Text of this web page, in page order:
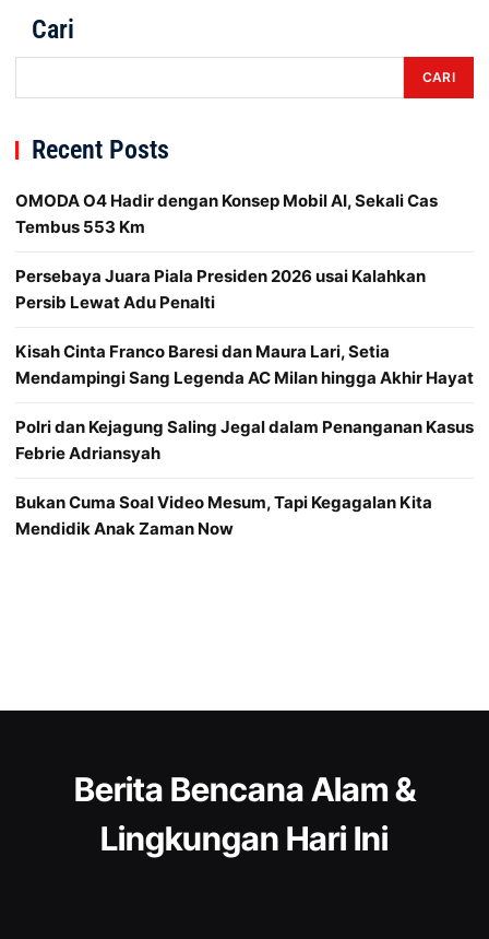
Cari
CARI
Recent Posts
OMODA O4 Hadir dengan Konsep Mobil AI, Sekali Cas
Tembus 553 Km
Persebaya Juara Piala Presiden 2026 usai Kalahkan
Persib Lewat Adu Penalti
Kisah Cinta Franco Baresi dan Maura Lari, Setia
Mendampingi Sang Legenda AC Milan hingga Akhir Hayat
Polri dan Kejagung Saling Jegal dalam Penanganan Kasus
Febrie Adriansyah
Bukan Cuma Soal Video Mesum, Tapi Kegagalan Kita
Mendidik Anak Zaman Now
Berita Bencana Alam &
Lingkungan Hari Ini